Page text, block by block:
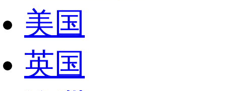
美国
英国